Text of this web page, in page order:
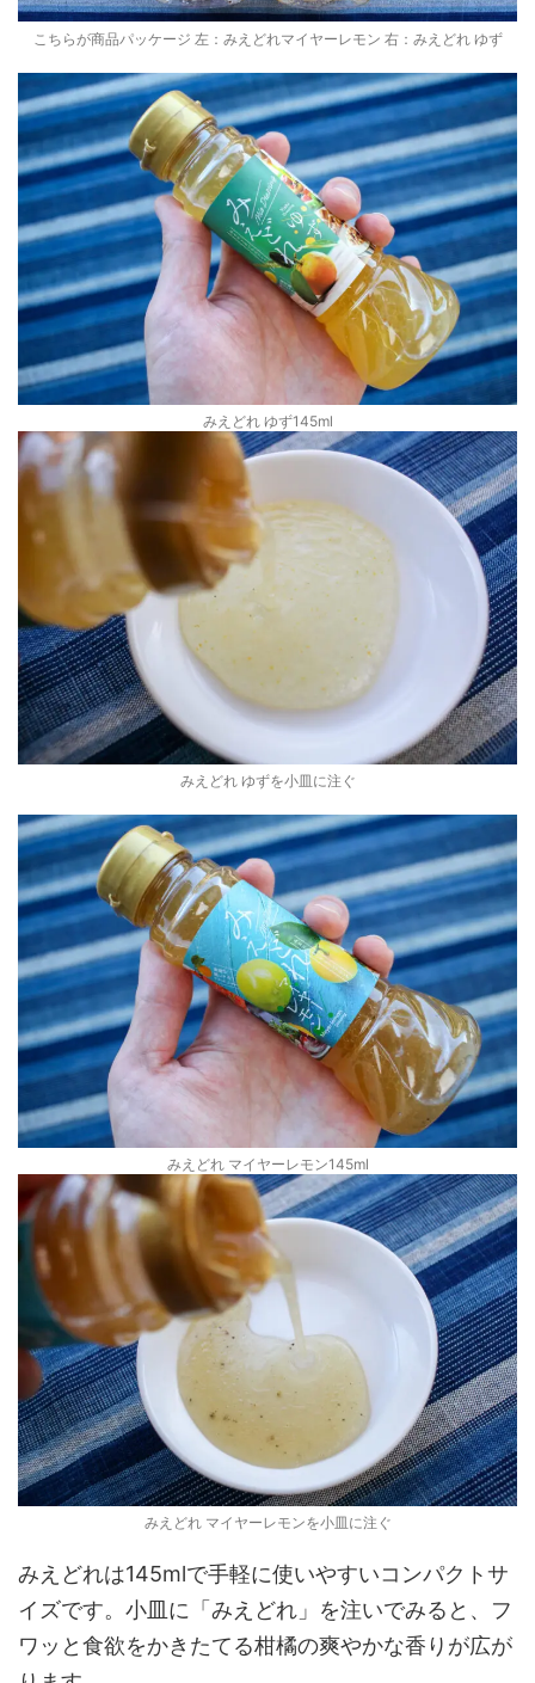
こちらが商品パッケージ 左：みえどれマイヤーレモン 右：みえどれ ゆず
みえどれ ゆず145ml
みえどれ ゆずを小皿に注ぐ
みえどれ マイヤーレモン145ml
みえどれ マイヤーレモンを小皿に注ぐ
みえどれは145mlで手軽に使いやすいコンパクトサ
イズです。小皿に「みえどれ」を注いでみると、フ
ワッと食欲をかきたてる柑橘の爽やかな香りが広が